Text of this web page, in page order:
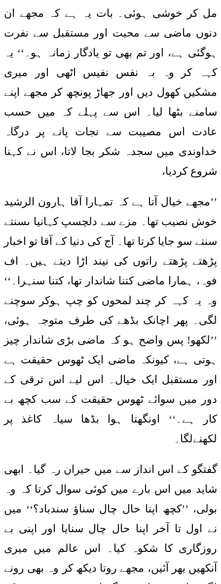
مل کر خوشی ہوئی۔ بات یہ ہے کہ مجھے ان
دنوں ماضی سے محبت اور مستقبل سے نفرت
ہوگئی ہے، اور تم بھی تو یادگار زمانہ ہو۔‘‘ یہ
کہہ کر وہ بہ نفس نفیس اٹھی اور میری
مشکیں کھول دیں اور جھاڑ پونچھ کر مجھے اپنے
سامنے بٹھا لیا۔ اس سے پہلے کہ میں حسب
عادت اس مصیبت سے نجات پانے پر درگاہ
خداوندی میں سجدہ شکر بجا لاتا، اس نے کہنا
شروع کردیا،
’’مجھے خیال آتا ہے کہ تمہارا آقا ہارون الرشید
خوش نصیب تھا۔ مزے سے دلچسپ کہانیا ںسنتے
سنتے سو جایا کرتا تھا۔ آج کی دنیا کے آقا تو اخبار
پڑھتے پڑھتے راتوں کی نیند اڑا دیتے ہیں۔ اف
فوہ، ہمارا ماضی کتنا شاندار تھا، کتنا سنہرا۔‘‘
وہ یہ کہہ کر چند لمحوں کو چپ ہوکر سوچنے
لگی۔ پھر اچانک بڈھے کی طرف متوجہ ہوئی،
’’لکھو! پس واضح ہو کہ ماضی بڑی شاندار چیز
ہوتی ہے، کیونکہ ماضی ایک ٹھوس حقیقت ہے
اور مستقبل ایک خیال۔ اس لیے اس ترقی کے
دور میں سوائے ٹھوس حقیقت کے سب کچھ بے
کار ہے۔‘‘ اونگھتا ہوا بڈھا سیاہ کاغذ پر
لکھنےلگا۔
گفتگو کے اس انداز سے میں حیران رہ گیا۔ ابھی
شاید میں اس بارے میں کوئی سوال کرتا کہ وہ
بولی، ’’کچھ اپنا حال چال سناؤ سندباد؟‘‘ میں
نے اول تا آخر اپنا حال چال سنایا اور اپنی بے
روزگاری کا شکوہ کیا۔ اس عالم میں میری
آنکھیں بھر آئیں، مجھے روتا دیکھ کر وہ بھی رونے